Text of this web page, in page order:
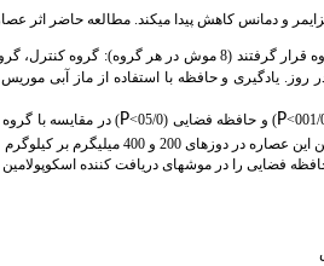
و دمانس کاهش پیدا می­کند. مطالعه حاضر اثر
در این مطالعه تجربی، چهل موش صحرایی نر نژاد ویستار در 5
>
P) و حافظه فضایی (05/0 >
P) در مقایسه با گروه
200 و 400 میلی­گرم بر کیلوگرم
فضایی را در موش­های دریافت کننده